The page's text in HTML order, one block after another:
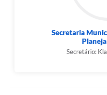
Secretaria
Secretário: